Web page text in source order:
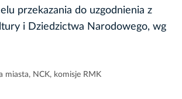
przekazania do uzgodnienia z
i Dziedzictwa Narodowego, wg
miasta, NCK, komisje RMK